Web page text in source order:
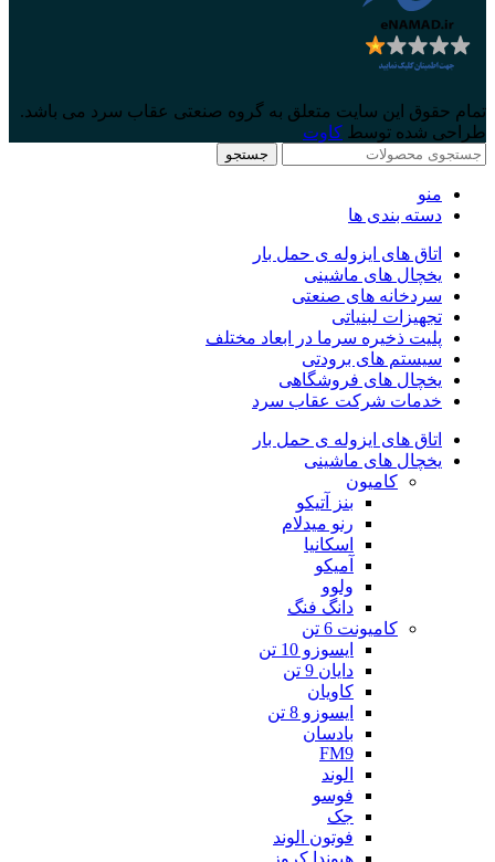
تمام حقوق این سایت متعلق به گروه صنعتی عقاب سرد می باشد.
طراحی شده توسط کاوت
جستجو
منو
دسته بندی ها
اتاق های ایزوله ی حمل بار
یخچال های ماشینی
سردخانه های صنعتی
تجهیزات لبنیاتی
پلیت ذخیره سرما در ابعاد مختلف
سیستم های برودتی
یخچال های فروشگاهی
خدمات شرکت عقاب سرد
اتاق های ایزوله ی حمل بار
یخچال های ماشینی
کامیون
بنز آتیکو
رنو میدلام
اسکانیا
آمیکو
ولوو
دانگ فنگ
کامیونت 6 تن
ایسوزو 10 تن
دایان 9 تن
کاویان
ایسوزو 8 تن
بادسان
FM9
الوند
فوسو
جک
فوتون الوند
هیوندا کروز